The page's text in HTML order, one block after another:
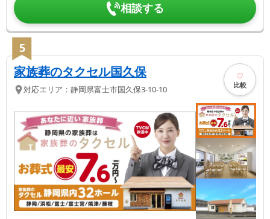
相談する
5
家族葬のタクセル国久保
対応エリア： 静岡県富士市国久保3-10-10 比較